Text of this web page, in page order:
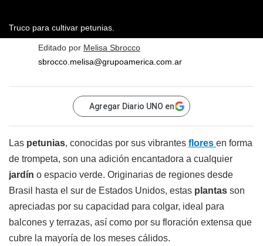
Truco para cultivar petunias.
Editado por Melisa Sbrocco
sbrocco.melisa@grupoamerica.com.ar
Agregar Diario UNO en
Las petunias, conocidas por sus vibrantes flores en forma
de trompeta, son una adición encantadora a cualquier
jardín o espacio verde. Originarias de regiones desde
Brasil hasta el sur de Estados Unidos, estas plantas son
apreciadas por su capacidad para colgar, ideal para
balcones y terrazas, así como por su floración extensa que
cubre la mayoría de los meses cálidos.